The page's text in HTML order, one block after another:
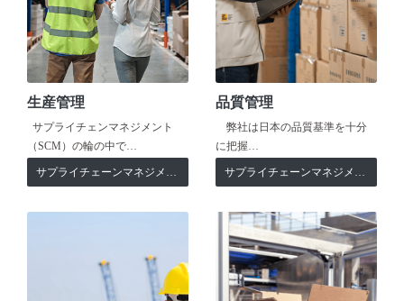
生産管理
サプライチェンマネジメント
（SCM）の輪の中で…
サプライチェーンマネジメント
品質管理
弊社は日本の品質基準を十分
に把握…
サプライチェーンマネジメント